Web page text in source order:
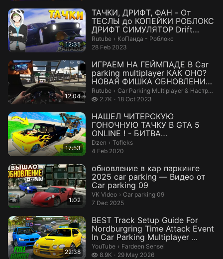
12:35
ТАЧКИ, ДРИФТ, ФАН - От
ТЕСЛЫ до КОПЕЙКИ РОБЛОКС
ДРИФТ СИМУЛЯТОР Drift
Paradise
Rutube › КоПанда - Роблокс.
КоПанда - Роблокс
28 Feb 2023
12:04
ИГРАЕМ НА ГЕЙМПАДЕ В Car
parking multiplayer КАК ОНО?
НОВАЯ ФИШКА ОБНОВЛЕНИЯ
В КАР ПА...
Rutube › Car Parking Multiplayer & Настройки.
Car Parking Multiplayer & Настройки
2.7K
2.7 thousand views
18 Oct 2023
17:53
НАШЕЛ ЧИТЕРСКУЮ
ГОНОЧНУЮ ТАЧКУ В GTA 5
ONLINE ! - БИТВА
ЭВАКУАТОРОВ В ГТА 5
ОНЛАЙН
Dzen › Tofleks.
Tofleks
4 Feb 2020
1:02
обновление в кар паркинге
2025 car parking — Видео от
Car parking 09
VK Video › Car parking 09.
Car parking 09
7 Dec 2025
22:38
BEST Track Setup Guide For
Nordburgring Time Attack Event
In Car Parking Multiplayer ...
YouTube › Fardeen Sensei.
Fardeen Sensei
8.9K
8.9 thousand views
29 May 2026